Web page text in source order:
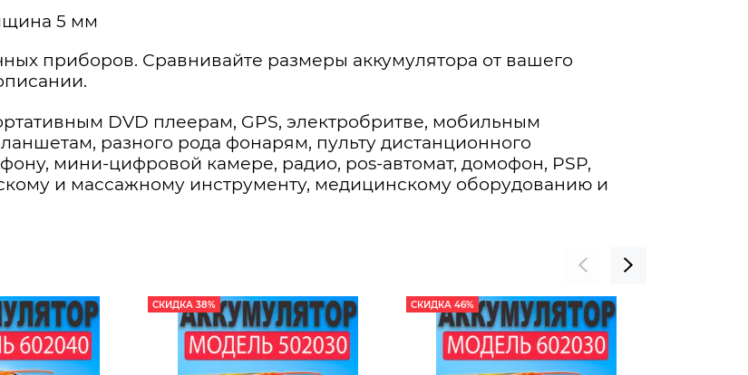
5 мм
приборов. Сравнивайте размеры аккумулятора от вашего
DVD плеерам, GPS, электробритве, мобильным
разного рода фонарям, пульту дистанционного
мини-цифровой камере, радио, pos-автомат, домофон, PSP,
и массажному инструменту, медицинскому оборудованию и
СКИДКА 38% СКИДКА 46%